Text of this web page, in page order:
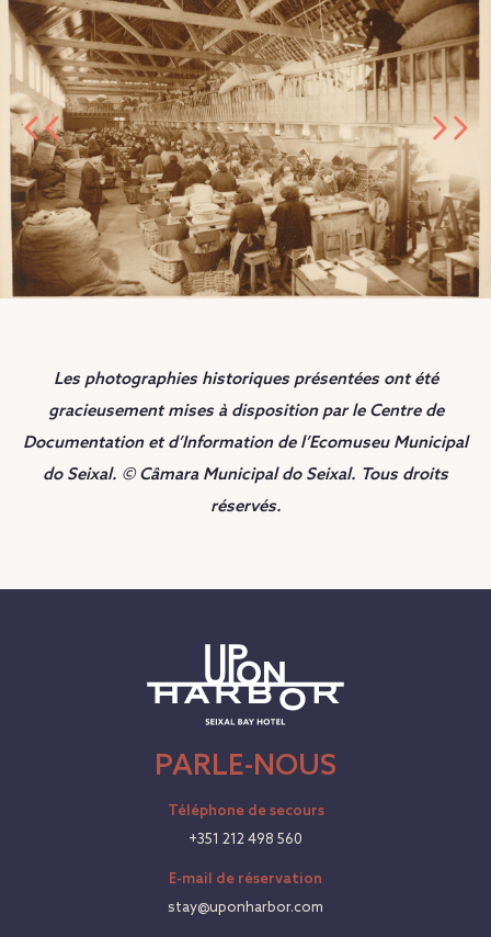
Les photographies historiques présentées ont été
gracieusement mises à disposition par le Centre de
Documentation et d’Information de l’Ecomuseu Municipal
do Seixal. © Câmara Municipal do Seixal. Tous droits
réservés.
PARLE-NOUS
Téléphone de secours
+351 212 498 560
E-mail de réservation
stay@uponharbor.com